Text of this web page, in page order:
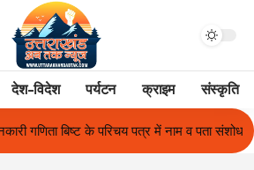
देश-विदेश पर्यटन क्राइम संस्कृति
पता संशोधन का प्रकरण का हुआ समाधान